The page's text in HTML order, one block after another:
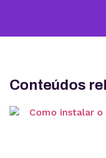
Conteúdos